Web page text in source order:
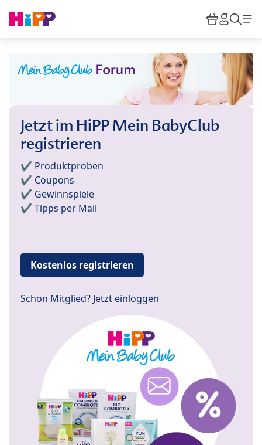
HiPP
Jetzt im HiPP Mein BabyClub
registrieren
✔️ Produktproben
✔️ Coupons
✔️ Gewinnspiele
✔️ Tipps per Mail
Kostenlos registrieren
Schon Mitglied? Jetzt einloggen